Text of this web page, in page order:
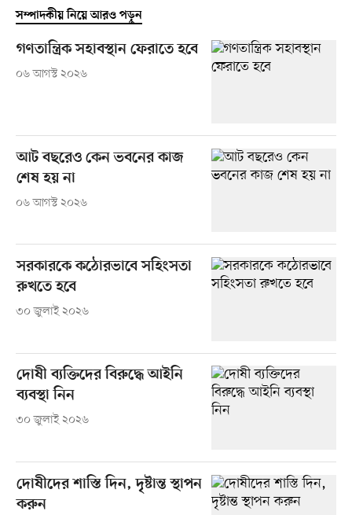
সম্পাদকীয় নিয়ে আরও পড়ুন
গণতান্ত্রিক সহাবস্থান ফেরাতে হবে
০৬ আগস্ট ২০২৬
আট বছরেও কেন ভবনের কাজ
শেষ হয় না
০৬ আগস্ট ২০২৬
সরকারকে কঠোরভাবে সহিংসতা
রুখতে হবে
৩০ জুলাই ২০২৬
দোষী ব্যক্তিদের বিরুদ্ধে আইনি
ব্যবস্থা নিন
৩০ জুলাই ২০২৬
দোষীদের শাস্তি দিন, দৃষ্টান্ত স্থাপন
করুন